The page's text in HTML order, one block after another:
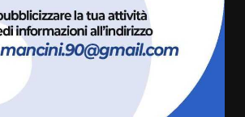
9 Agosto 2026 07:32
Serie D, l’Us Fasano non molla e
conferma di voler ricorrere per
ottenere l’iscrizione